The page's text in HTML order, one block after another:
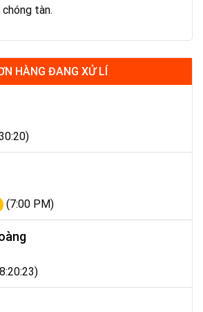
chóng tàn.
HÀNG ĐANG XỬ LÍ
(7:00 PM)